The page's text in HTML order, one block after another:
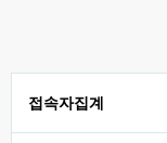
접속자집계